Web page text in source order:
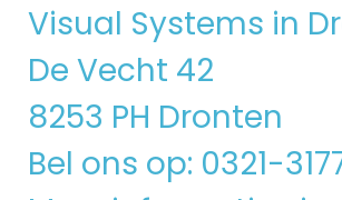
Visual Systems in
De Vecht 42
8253 PH Dronten
Bel ons op: 0321-